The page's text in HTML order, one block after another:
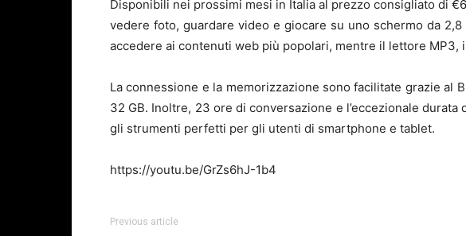
Disponibili nei prossimi mesi in Italia al prezzo consigliato di
vedere foto, guardare video e giocare su uno schermo da
accedere ai contenuti web più popolari, mentre il lettore
La connessione e la memorizzazione sono facilitate grazie
32 GB. Inoltre, 23 ore di conversazione e l’eccezionale
gli strumenti perfetti per gli utenti di smartphone e tablet.
https://youtu.be/GrZs6hJ-1b4
Previous article